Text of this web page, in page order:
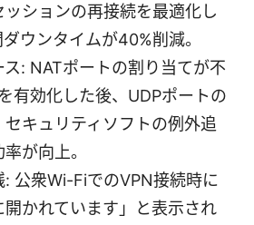
ッションの再接続を最適化し
ウンタイムが40%削減。
ス: NATポートの割り当てが不
有効化した後、UDPポートの
キュリティソフトの例外追
が向上。
: 公衆Wi-FiでのVPN接続時に
開かれています」と表示され